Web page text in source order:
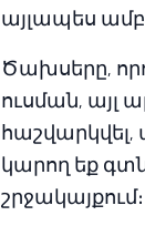
այլապես
Ծախսերը,
ուսման, այլ
հաշվարկվել,
կարող եք
շրջակայքում։